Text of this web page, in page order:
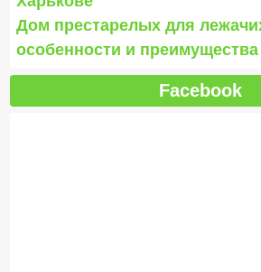
Дом престарелых для
особенности и преимущества
Facebook